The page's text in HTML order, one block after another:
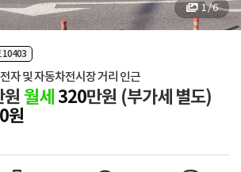
1 / 6
10403
자 및 자동차전시장 거리 인근
원월세 320만원 (부가세 별도)
원